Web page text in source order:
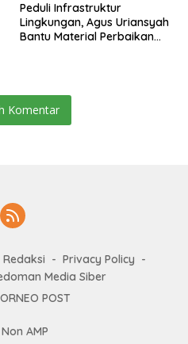
Peduli Infrastruktur
Lingkungan, Agus Uriansyah
Bantu Material Perbaikan
Komentar
Redaksi
Privacy Policy
Media Siber
POST
AMP